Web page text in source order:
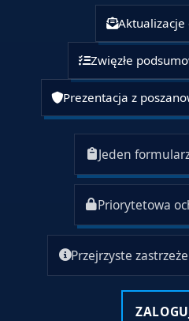
Zwięzłe
Prezentacja z
Jeden
Priorytetowa
Przejrzyste